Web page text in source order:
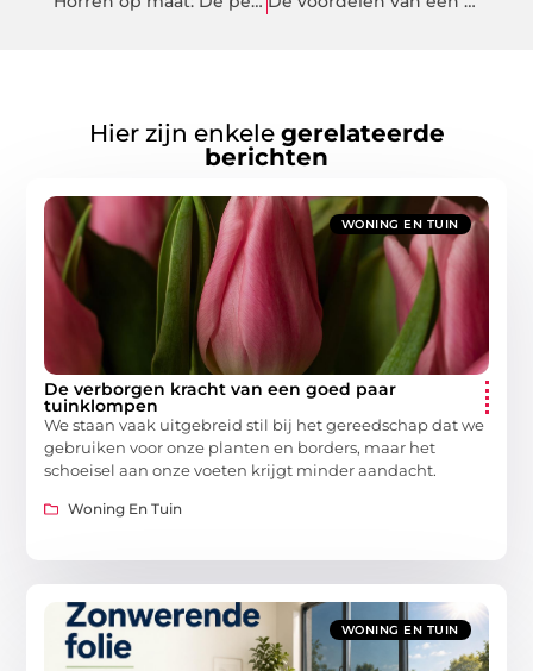
Hier zijn enkele gerelateerde
berichten
WONING EN TUIN
De verborgen kracht van een goed paar
tuinklompen
We staan vaak uitgebreid stil bij het gereedschap dat we
gebruiken voor onze planten en borders, maar het
schoeisel aan onze voeten krijgt minder aandacht.
Woning En Tuin
WONING EN TUIN